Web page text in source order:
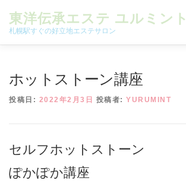
東洋伝承エステ ユルミント
札幌駅すぐの好立地エステサロン
オンラインメニュー アクセス
ホットストーン講座
投稿日: 2022年2月3日 投稿者: YURUMINT
セルフホットストーン
ぽかぽか講座